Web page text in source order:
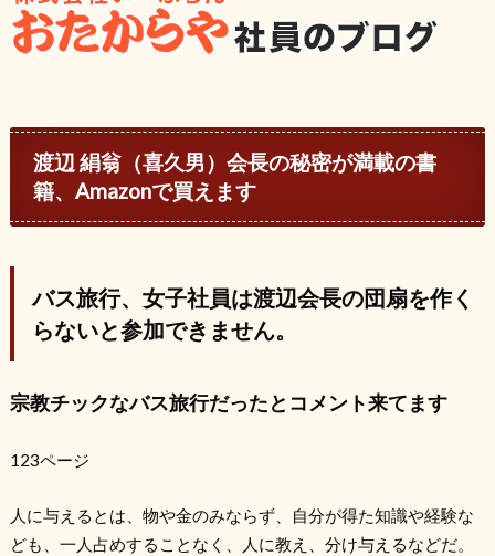
渡辺 絹翁（喜久男）会長の秘密が満載の書
籍、Amazonで買えます
バス旅行、女子社員は渡辺会長の団扇を作く
らないと参加できません。
宗教チックなバス旅行だったとコメント来てます
123ページ
人に与えるとは、物や金のみならず、自分が得た知識や経験な
ども、一人占めすることなく、人に教え、分け与えるなどだ。